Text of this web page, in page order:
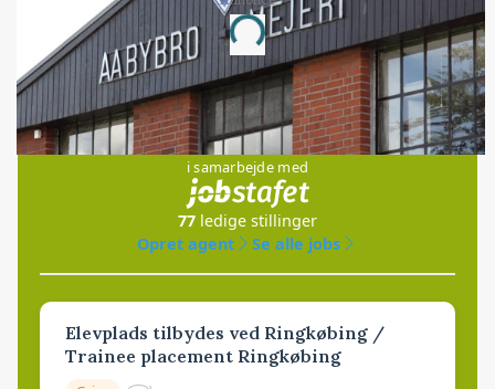
Loading...
Jobs
i samarbejde med
77 ledige stillinger
Opret agent
Se alle jobs
Elevplads tilbydes ved Ringkøbing /
Trainee placement Ringkøbing